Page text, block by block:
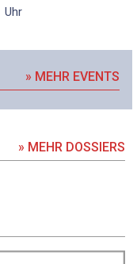
Uhr
» MEHR EVENTS
» MEHR DOSSIERS